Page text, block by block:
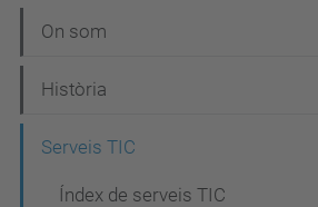
a
v
g
On som
Història
Serveis TIC
Índex de serveis TIC